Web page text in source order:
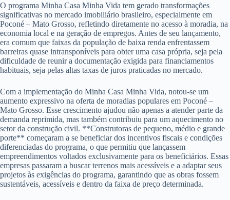
O programa Minha Casa Minha Vida tem gerado transformações
significativas no mercado imobiliário brasileiro, especialmente em
Poconé – Mato Grosso, refletindo diretamente no acesso à moradia, na
economia local e na geração de empregos. Antes de seu lançamento,
era comum que faixas da população de baixa renda enfrentassem
barreiras quase intransponíveis para obter uma casa própria, seja pela
dificuldade de reunir a documentação exigida para financiamentos
habituais, seja pelas altas taxas de juros praticadas no mercado.
Com a implementação do Minha Casa Minha Vida, notou-se um
aumento expressivo na oferta de moradias populares em Poconé –
Mato Grosso. Esse crescimento ajudou não apenas a atender parte da
demanda reprimida, mas também contribuiu para um aquecimento no
setor da construção civil. **Construtoras de pequeno, médio e grande
porte** começaram a se beneficiar dos incentivos fiscais e condições
diferenciadas do programa, o que permitiu que lançassem
empreendimentos voltados exclusivamente para os beneficiários. Essas
empresas passaram a buscar terrenos mais acessíveis e a adaptar seus
projetos às exigências do programa, garantindo que as obras fossem
sustentáveis, acessíveis e dentro da faixa de preço determinada.